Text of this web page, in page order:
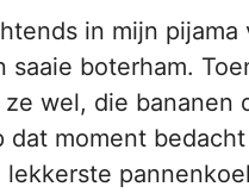
in mijn
boterham.
wel, die bananen
moment